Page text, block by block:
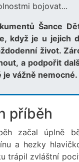
bojovat...
Šance
když je u jejich
život.
a podpořit
je vážně nemocné.
příběh
začal úplně
a hezky
trápil zvláštní